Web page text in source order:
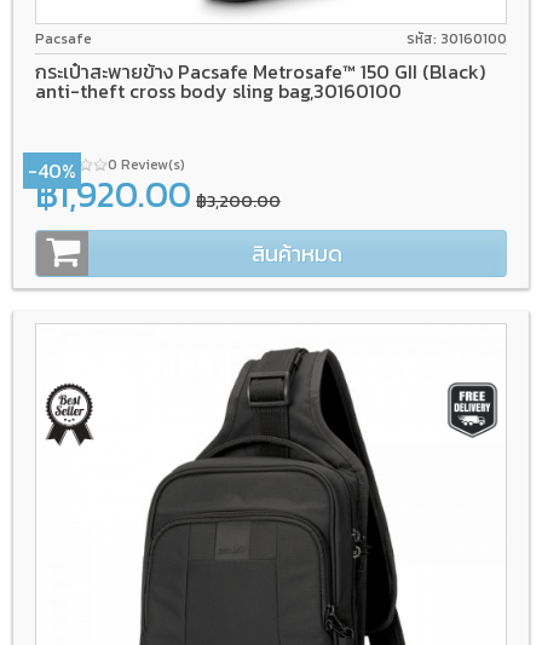
Pacsafe รหัส: 30160100
กระเป๋าสะพายข้าง Pacsafe Metrosafe™ 150 GII (Black)
anti-theft cross body sling bag,30160100
0 Review(s)
-40%
฿1,920.00 ฿3,200.00
สินค้าหมด